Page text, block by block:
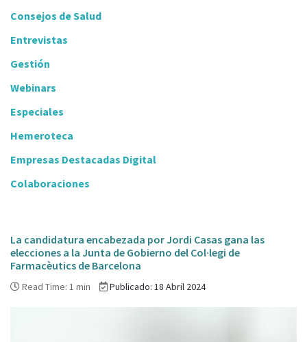
Consejos de Salud
Entrevistas
Gestión
Webinars
Especiales
Hemeroteca
Empresas Destacadas Digital
Colaboraciones
La candidatura encabezada por Jordi Casas gana las
elecciones a la Junta de Gobierno del Col·legi de
Farmacèutics de Barcelona
Read Time: 1 min Publicado: 18 Abril 2024